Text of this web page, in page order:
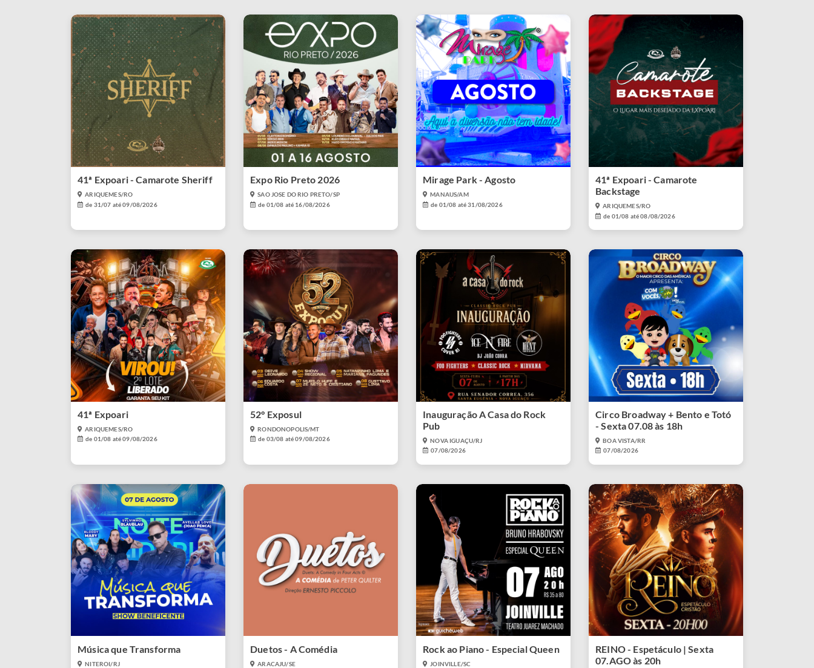
41ª Expoari - Camarote Sheriff
ARIQUEMES/RO
de 31/07 até 09/08/2026
Expo Rio Preto 2026
SAO JOSE DO RIO PRETO/SP
de 01/08 até 16/08/2026
Mirage Park - Agosto
MANAUS/AM
de 01/08 até 31/08/2026
41ª Expoari - Camarote
Backstage
ARIQUEMES/RO
de 01/08 até 08/08/2026
41ª Expoari
ARIQUEMES/RO
de 01/08 até 09/08/2026
52° Exposul
RONDONOPOLIS/MT
de 03/08 até 09/08/2026
Inauguração A Casa do Rock
Pub
NOVA IGUAÇU/RJ
07/08/2026
Circo Broadway + Bento e Totó
- Sexta 07.08 às 18h
BOA VISTA/RR
07/08/2026
Música que Transforma
NITEROI/RJ
Duetos - A Comédia
ARACAJU/SE
Rock ao Piano - Especial Queen
JOINVILLE/SC
REINO - Espetáculo | Sexta
07.AGO às 20h